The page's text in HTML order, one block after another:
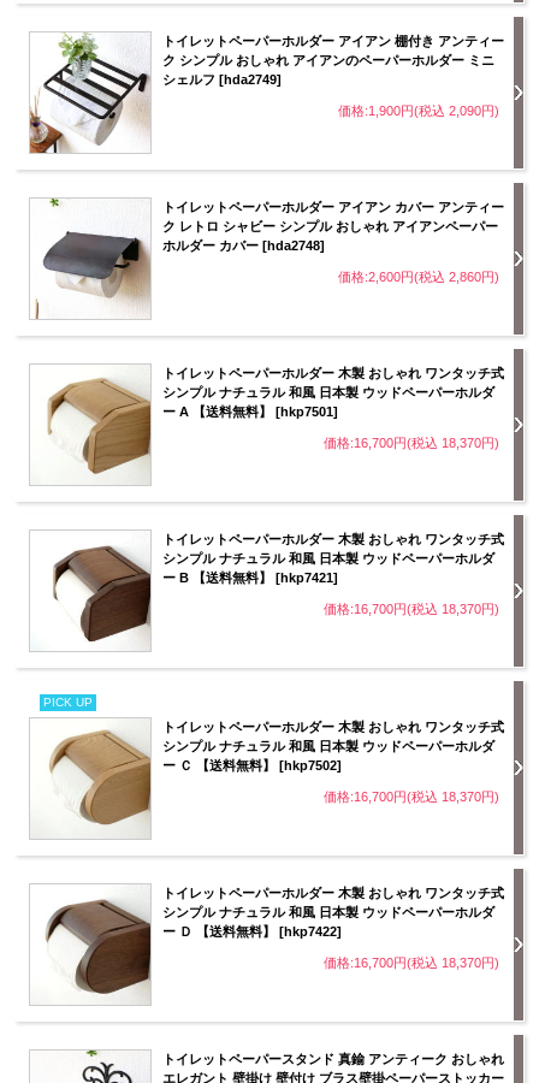
トイレットペーパーホルダー アイアン 棚付き アンティー
ク シンプル おしゃれ アイアンのペーパーホルダー ミニ
シェルフ [hda2749]
価格:1,900円(税込 2,090円)
トイレットペーパーホルダー アイアン カバー アンティー
ク レトロ シャビー シンプル おしゃれ アイアンペーパー
ホルダー カバー [hda2748]
価格:2,600円(税込 2,860円)
トイレットペーパーホルダー 木製 おしゃれ ワンタッチ式
シンプル ナチュラル 和風 日本製 ウッドペーパーホルダ
ー A 【送料無料】 [hkp7501]
価格:16,700円(税込 18,370円)
トイレットペーパーホルダー 木製 おしゃれ ワンタッチ式
シンプル ナチュラル 和風 日本製 ウッドペーパーホルダ
ー B 【送料無料】 [hkp7421]
価格:16,700円(税込 18,370円)
PICK UP
トイレットペーパーホルダー 木製 おしゃれ ワンタッチ式
シンプル ナチュラル 和風 日本製 ウッドペーパーホルダ
ー Ｃ 【送料無料】 [hkp7502]
価格:16,700円(税込 18,370円)
トイレットペーパーホルダー 木製 おしゃれ ワンタッチ式
シンプル ナチュラル 和風 日本製 ウッドペーパーホルダ
ー Ｄ 【送料無料】 [hkp7422]
価格:16,700円(税込 18,370円)
トイレットペーパースタンド 真鍮 アンティーク おしゃれ
エレガント 壁掛け 壁付け ブラス壁掛ペーパーストッカー